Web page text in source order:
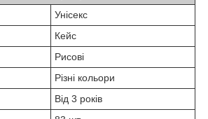
Унісекс
Кейс
Рисові
Різні кольори
Від 3 років